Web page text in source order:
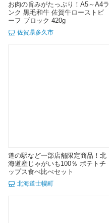
お肉の旨みがたっぷり！A5～A4ラ
ンク 黒毛和牛 佐賀牛ローストビ
ーフ ブロック 420g
佐賀県多久市
道の駅など一部店舗限定商品！北
海道産じゃがいも100％ ポテトチ
ップス食べ比べセット
北海道士幌町